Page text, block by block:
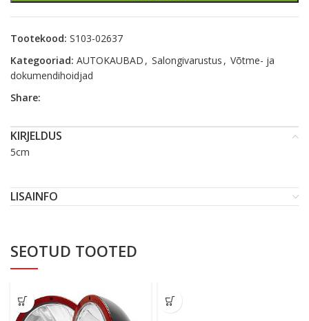
Tootekood: S103-02637
Kategooriad: AUTOKAUBAD , Salongivarustus , Võtme- ja
dokumendihoidjad
Share:
KIRJELDUS
5cm
LISAINFO
SEOTUD TOOTED